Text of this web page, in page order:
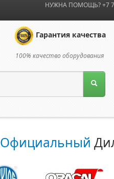
НУЖНА ПОМОЩЬ? +7
Гарантия качества
100% качество оборудования
Официальный